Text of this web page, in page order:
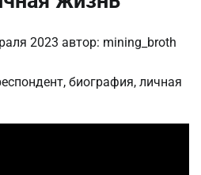
2023 автор: mining_broth